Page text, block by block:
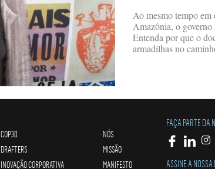
Ao mesmo tempo em
Amazônia, o
Entenda por que o
armadilhas no
COP30
DRAFTERS
INOVAÇÃO CORPORATIVA
NÓS
MISSÃO
MANIFESTO
FAÇA PARTE DA
ASSINE A